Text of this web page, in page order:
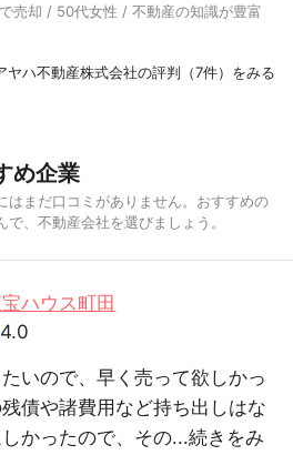
売却 / 50代女性 / 不動産の知識が豊富
ヤハ不動産株式会社の評判（7件）をみる
め企業
はまだ口コミがありません。おすすめの
、不動産会社を選びましょう。
ハウス町田
4.0
いので、早く売って欲しかっ
債や諸費用など持ち出しはな
かったので、その...続きをみ